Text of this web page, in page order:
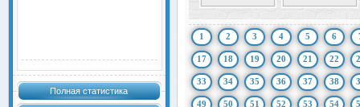
Полная статистика
1 2 3 4 5 6
17 18 19 20 21 22
33 34 35 36 37 38
49 50 51 52 53 54